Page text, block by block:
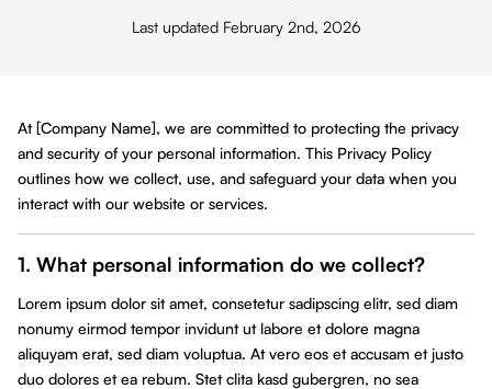
Last updated February 2nd, 2026
At [Company Name], we are committed to protecting the privacy
and security of your personal information. This Privacy Policy
outlines how we collect, use, and safeguard your data when you
interact with our website or services.
1. What personal information do we collect?
Lorem ipsum dolor sit amet, consetetur sadipscing elitr, sed diam
nonumy eirmod tempor invidunt ut labore et dolore magna
aliquyam erat, sed diam voluptua. At vero eos et accusam et justo
duo dolores et ea rebum. Stet clita kasd gubergren, no sea